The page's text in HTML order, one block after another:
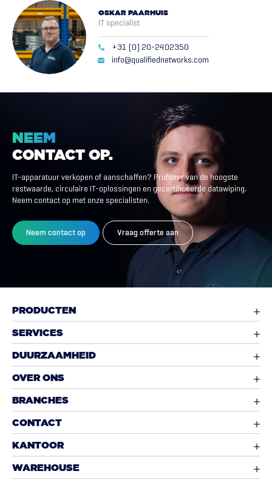
OSKAR PAARHUIS
IT specialist
+31 (0) 20-2402350
info@qualifiednetworks.com
NEEM
CONTACT OP.
IT-apparatuur verkopen of aanschaffen? Profiteer van de hoogste
restwaarde, circulaire IT-oplossingen en gecertificeerde datawiping.
Neem contact op met onze specialisten.
Neem contact op Vraag offerte aan
PRODUCTEN
SERVICES
DUURZAAMHEID
OVER ONS
BRANCHES
CONTACT
KANTOOR
WAREHOUSE